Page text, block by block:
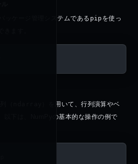
パッケージ管理システムである pip を使っ
きます。
（
）を用いて、行列演算やベ
以下は、NumPyの基本的な操作の例で